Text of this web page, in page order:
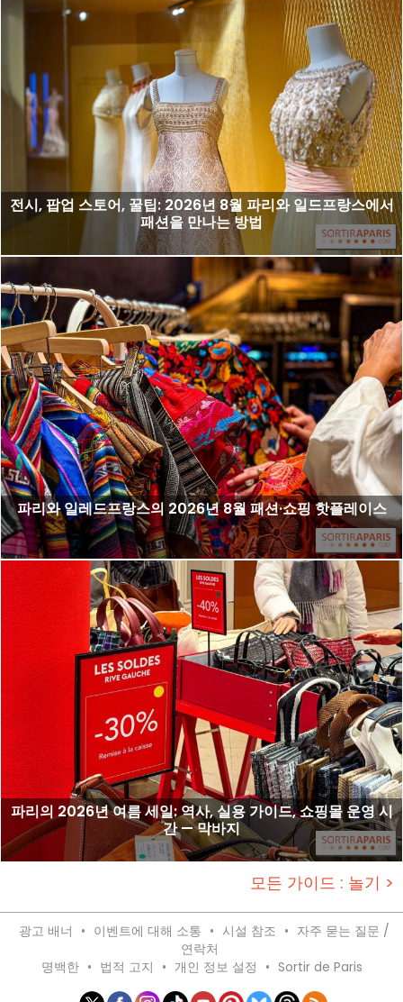
전시, 팝업 스토어, 꿀팁: 2026년 8월 파리와 일드프랑스에서
패션을 만나는 방법
파리와 일레드프랑스의 2026년 8월 패션·쇼핑 핫플레이스
파리의 2026년 여름 세일: 역사, 실용 가이드, 쇼핑몰 운영 시
간 — 막바지
모든 가이드 : 놀기 >
광고 배너 • 이벤트에 대해 소통 • 시설 참조 • 자주 묻는 질문 /
연락처
명백한 • 법적 고지 • 개인 정보 설정 • Sortir de Paris